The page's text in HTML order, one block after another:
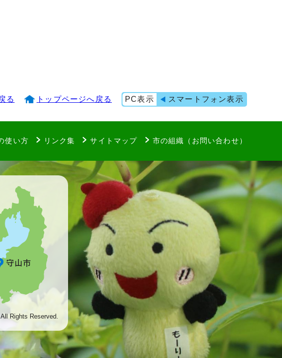
る トップページへ戻る PC表示 スマートフォン表示
使い方 リンク集 サイトマップ 市の組織（お問い合わせ）
Rights Reserved.